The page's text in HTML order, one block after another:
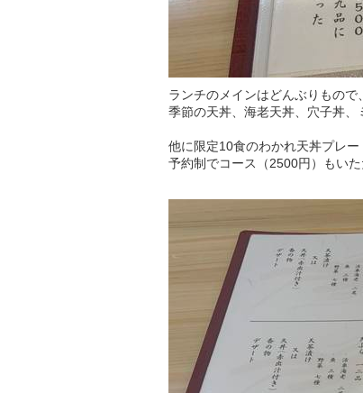
ランチのメインはどんぶりもので、
季節の天丼、海老天丼、穴子丼、
他に限定10食のわかれ天丼プレー
予約制でコース（2500円）もいた